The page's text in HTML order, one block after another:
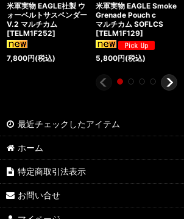
米軍実物 EAGLE社製 ウ
ォーベルトサスペンダー
V.2 マルチカム
[TELM1F252]
7,800円(税込)
米軍実物 EAGLE Smoke
Grenade Pouch c
マルチカム SOFLCS
[TELM1F129]
5,800円(税込)
最近チェックしたアイテム
ホーム
特定商取引法表示
お問い合せ